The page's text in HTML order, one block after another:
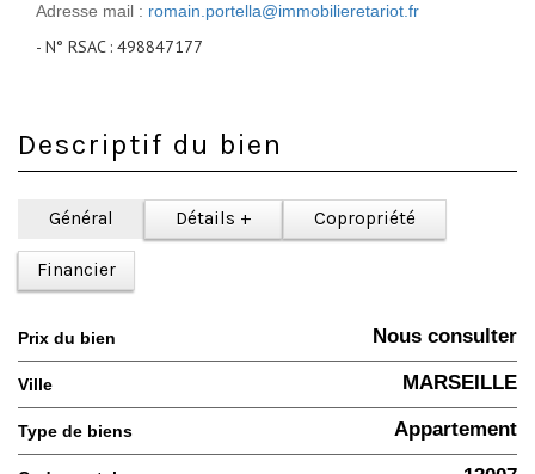
Adresse mail : romain.portella@immobilieretariot.fr
- N° RSAC : 498847177
Descriptif du bien
Général Détails + Copropriété
Financier
Prix du bien Nous consulter
Ville MARSEILLE
Type de biens Appartement